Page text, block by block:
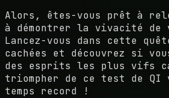
Alors, êtes-vous prêt à
à démontrer la vivacité
Lancez-vous dans cette
cachées et découvrez si
des esprits les plus vifs
triompher de ce test de QI
temps record !